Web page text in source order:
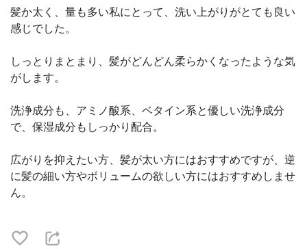
髪か太く、量も多い私にとって、洗い上がりがとても良い
感じでした。
しっとりまとまり、髪がどんどん柔らかくなったような気
がします。
洗浄成分も、アミノ酸系、ベタイン系と優しい洗浄成分
で、保湿成分もしっかり配合。
広がりを抑えたい方、髪が太い方にはおすすめですが、逆
に髪の細い方やボリュームの欲しい方にはおすすめしませ
ん。